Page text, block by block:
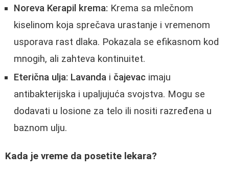
Noreva Kerapil krema: Krema sa mlečnom
kiselinom koja sprečava urastanje i vremenom
usporava rast dlaka. Pokazala se efikasnom kod
mnogih, ali zahteva kontinuitet.
Eterična ulja: Lavanda i čajevac imaju
antibakterijska i upaljujuća svojstva. Mogu se
dodavati u losione za telo ili nositi razređena u
baznom ulju.
Kada je vreme da posetite lekara?